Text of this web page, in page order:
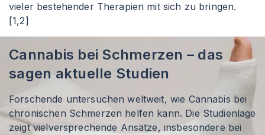
vieler bestehender Therapien mit sich zu bringen.
[1,2]
Cannabis bei Schmerzen – das
sagen aktuelle Studien
Forschende untersuchen weltweit, wie Cannabis bei
chronischen Schmerzen helfen kann. Die Studienlage
zeigt vielversprechende Ansätze, insbesondere bei